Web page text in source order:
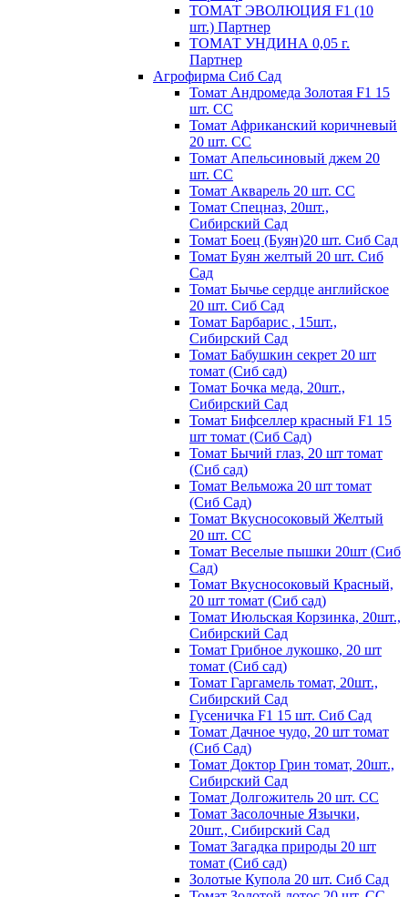
ТОМАТ ЭВОЛЮЦИЯ F1 (10
шт.) Партнер
ТОМАТ УНДИНА 0,05 г.
Партнер
Агрофирма Сиб Сад
Томат Андромеда Золотая F1 15
шт. СС
Томат Африканский коричневый
20 шт. СС
Томат Апельсиновый джем 20
шт. СС
Томат Акварель 20 шт. СС
Томат Спецназ, 20шт.,
Сибирский Сад
Томат Боец (Буян)20 шт. Сиб Сад
Томат Бyян жeлтый 20 шт. Сиб
Сaд
Томат Бычьe cepдцe aнглийcкoe
20 шт. Сиб Сaд
Томат Барбарис , 15шт.,
Сибирский Сад
Томат Бабушкин секрет 20 шт
томат (Сиб сад)
Томат Бочка меда, 20шт.,
Сибирский Сад
Томат Бифселлер красный F1 15
шт томат (Сиб Сад)
Томат Бычий глаз, 20 шт томат
(Сиб сад)
Томат Вельможа 20 шт томат
(Сиб Сад)
Томат Вкусносоковый Желтый
20 шт. СС
Томат Веселые пышки 20шт (Сиб
Сад)
Томат Вкусносоковый Красный,
20 шт томат (Сиб сад)
Томат Июльская Корзинка, 20шт.,
Сибирский Сад
Томат Грибное лукошко, 20 шт
томат (Сиб сад)
Томат Гаргамель томат, 20шт.,
Сибирский Сад
Гусеничка F1 15 шт. Сиб Сад
Томат Дачное чудо, 20 шт томат
(Сиб Сад)
Томат Доктор Грин томат, 20шт.,
Сибирский Сад
Томат Долгожитель 20 шт. СС
Томат Засолочные Язычки,
20шт., Сибирский Сад
Томат Загадка природы 20 шт
томат (Сиб сад)
Золотые Купола 20 шт. Сиб Сад